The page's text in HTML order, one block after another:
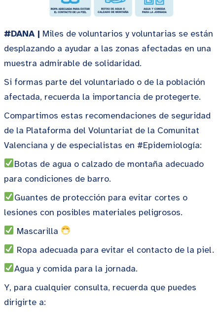
#DANA | Miles de voluntarios y voluntarias se están
desplazando a ayudar a las zonas afectadas en una
muestra admirable de solidaridad.
Si formas parte del voluntariado o de la población
afectada, recuerda la importancia de protegerte.
Compartimos estas recomendaciones de seguridad
de la Plataforma del Voluntariat de la Comunitat
Valenciana y de especialistas en #Epidemiología:
Botas de agua o calzado de montaña adecuado
para condiciones de barro.
Guantes de protección para evitar cortes o
lesiones con posibles materiales peligrosos.
Mascarilla
Ropa adecuada para evitar el contacto de la piel.
Agua y comida para la jornada.
Y, para cualquier consulta, recuerda que puedes
dirigirte a: